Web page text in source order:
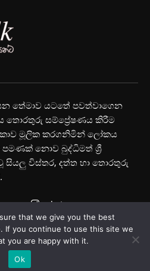
තේමාව යටතේ පවත්වාගෙන
තොරතුරු සම්ප්‍රේෂණය කිරීම
මූලික කරගනිමින් ලෝකය
පමණක් නොව බුද්ධිමත් ශ්‍රී
සියලු විස්තර, දත්ත හා තොරතුරු
that we give you the best
If you continue to use this site we
you are happy with it.
Ok